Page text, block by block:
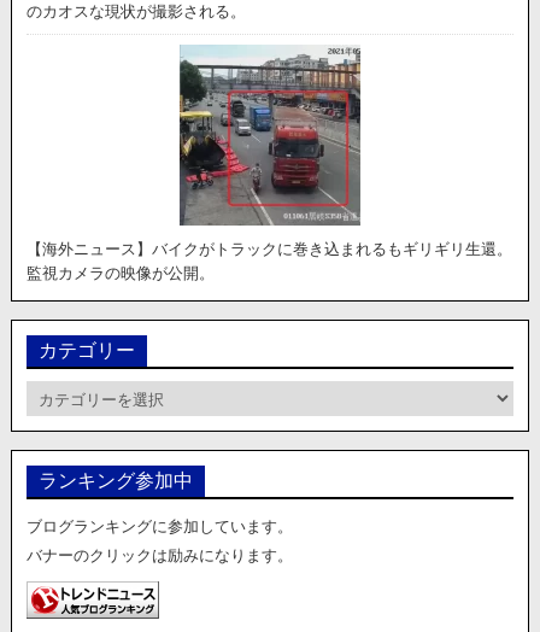
のカオスな現状が撮影される。
【海外ニュース】バイクがトラックに巻き込まれるもギリギリ生還。
監視カメラの映像が公開。
カテゴリー
テ
リ
ランキング参加中
ブログランキングに参加しています。
バナーのクリックは励みになります。